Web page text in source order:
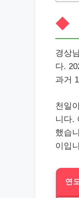
경상
다.
과거
천일
니다.
했습
이입
연